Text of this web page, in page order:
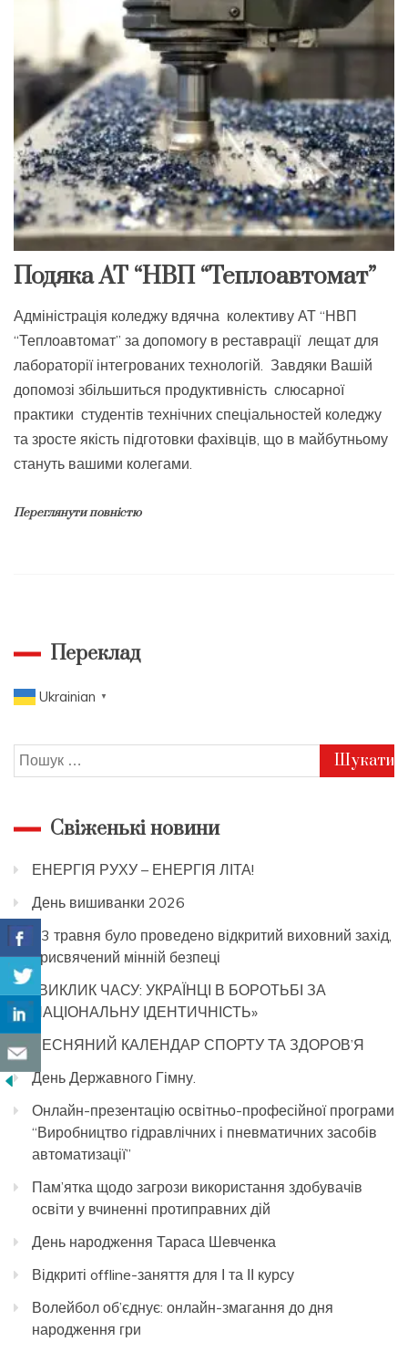
Подяка АТ “НВП “Теплоавтомат”
Адміністрація коледжу вдячна колективу АТ “НВП
“Теплоавтомат” за допомогу в реставрації лещат для
лабораторії інтегрованих технологій. Завдяки Вашій
допомозі збільшиться продуктивність слюсарної
практики студентів технічних спеціальностей коледжу
та зросте якість підготовки фахівців, що в майбутньому
стануть вашими колегами.
Переглянути повністю
Переклад
Ukrainian ▼
Пошук:
Свіженькі новини
ЕНЕРГІЯ РУХУ – ЕНЕРГІЯ ЛІТА!
День вишиванки 2026
13 травня було проведено відкритий виховний захід,
присвячений мінній безпеці
«ВИКЛИК ЧАСУ: УКРАЇНЦІ В БОРОТЬБІ ЗА
НАЦІОНАЛЬНУ ІДЕНТИЧНІСТЬ»
ВЕСНЯНИЙ КАЛЕНДАР СПОРТУ ТА ЗДОРОВ’Я
День Державного Гімну.
Онлайн-презентацію освітньо-професійної програми
“Виробництво гідравлічних і пневматичних засобів
автоматизації”
Пам’ятка щодо загрози використання здобувачів
освіти у вчиненні протиправних дій
День народження Тараса Шевченка
Відкриті offline-заняття для І та ІІ курсу
Волейбол об’єднує: онлайн-змагання до дня
народження гри